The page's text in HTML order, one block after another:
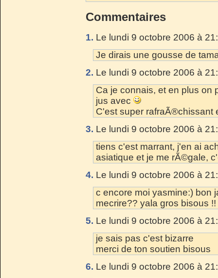
Commentaires
1. Le lundi 9 octobre 2006 à
Je dirais une gousse de
2. Le lundi 9 octobre 2006 à
Ca je connais, et en plus on
jus avec
C'est super rafraÃ®chissant
3. Le lundi 9 octobre 2006 à
tiens c'est marrant, j'en ai
asiatique et je me rÃ©gale,
4. Le lundi 9 octobre 2006 à
c encore moi yasmine:) bon
mecrire?? yala gros bisous
5. Le lundi 9 octobre 2006 à
je sais pas c'est bizarre
merci de ton soutien bisous
6. Le lundi 9 octobre 2006 à